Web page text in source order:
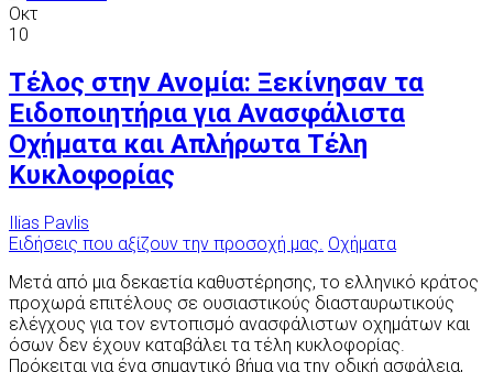
Οκτ
10
Τέλος στην Ανομία: Ξεκίνησαν τα
Ειδοποιητήρια για Ανασφάλιστα
Οχήματα και Απλήρωτα Τέλη
Κυκλοφορίας
Ilias Pavlis
Ειδήσεις που αξίζουν την προσοχή μας. Οχήματα
Μετά από μια δεκαετία καθυστέρησης, το ελληνικό κράτος
προχωρά επιτέλους σε ουσιαστικούς διασταυρωτικούς
ελέγχους για τον εντοπισμό ανασφάλιστων οχημάτων και
όσων δεν έχουν καταβάλει τα τέλη κυκλοφορίας.
Πρόκειται για ένα σημαντικό βήμα για την οδική ασφάλεια,